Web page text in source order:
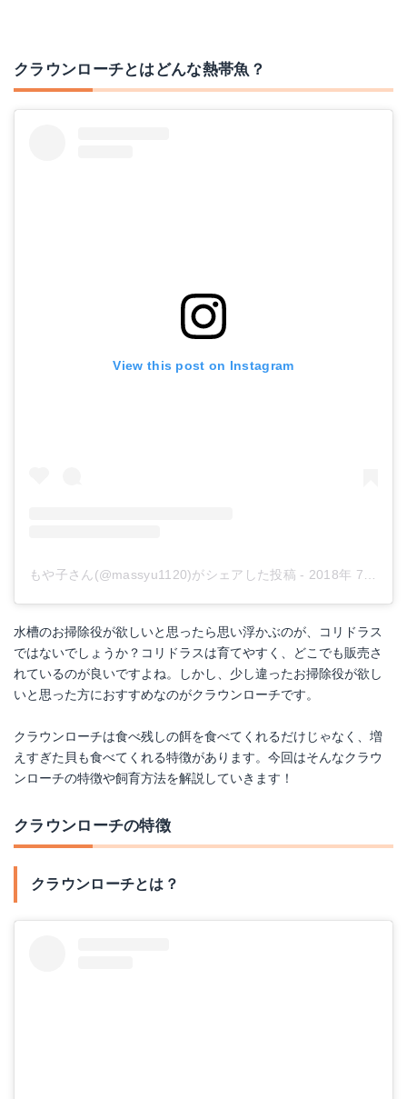
楽天で詳細を見る
クラウンローチとはどんな熱帯魚？
View this post on Instagram
もや子さん(@massyu1120)がシェアした投稿 - 2018年 7月月31日午前5時18分PDT
水槽のお掃除役が欲しいと思ったら思い浮かぶのが、コリドラス
ではないでしょうか？コリドラスは育てやすく、どこでも販売さ
れているのが良いですよね。しかし、少し違ったお掃除役が欲し
いと思った方におすすめなのがクラウンローチです。
クラウンローチは食べ残しの餌を食べてくれるだけじゃなく、増
えすぎた貝も食べてくれる特徴があります。今回はそんなクラウ
ンローチの特徴や飼育方法を解説していきます！
クラウンローチの特徴
クラウンローチとは？